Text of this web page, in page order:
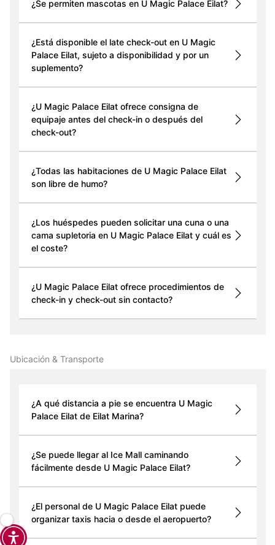
¿Se permiten mascotas en U Magic Palace Eilat?
¿Está disponible el late check-out en U Magic
Palace Eilat, sujeto a disponibilidad y por un
suplemento?
¿U Magic Palace Eilat ofrece consigna de
equipaje antes del check-in o después del
check-out?
¿Todas las habitaciones de U Magic Palace Eilat
son libre de humo?
¿Los huéspedes pueden solicitar una cuna o una
cama supletoria en U Magic Palace Eilat y cuál es
el coste?
¿U Magic Palace Eilat ofrece procedimientos de
check-in y check-out sin contacto?
Ubicación & Transporte
¿A qué distancia a pie se encuentra U Magic
Palace Eilat de Eilat Marina?
¿Se puede llegar al Ice Mall caminando
fácilmente desde U Magic Palace Eilat?
¿El personal de U Magic Palace Eilat puede
organizar taxis hacia o desde el aeropuerto?